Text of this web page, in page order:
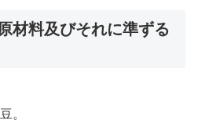
材料及びそれに準ずる
。